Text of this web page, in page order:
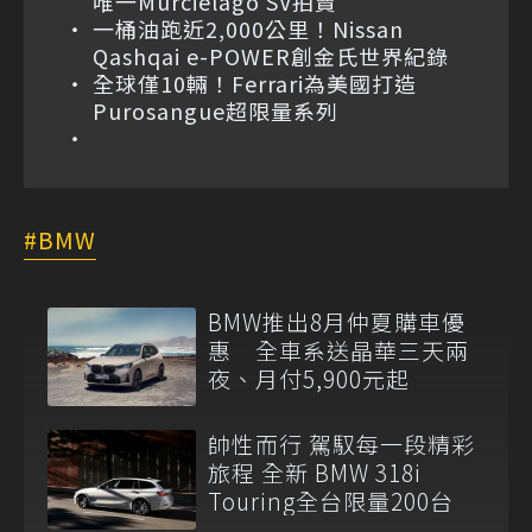
一桶油跑近2,000公里！Nissan
Qashqai e-POWER創金氏世界紀錄
全球僅10輛！Ferrari為美國打造
Purosangue超限量系列
BMW
BMW推出8月仲夏購車優
惠 全車系送晶華三天兩
夜、月付5,900元起
帥性而行 駕馭每一段精彩
旅程 全新 BMW 318i
Touring全台限量200台